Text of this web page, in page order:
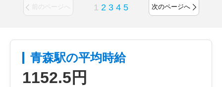
前のページへ 1 2 3 4 5 次のページへ
青森駅の平均時給
1152.5円